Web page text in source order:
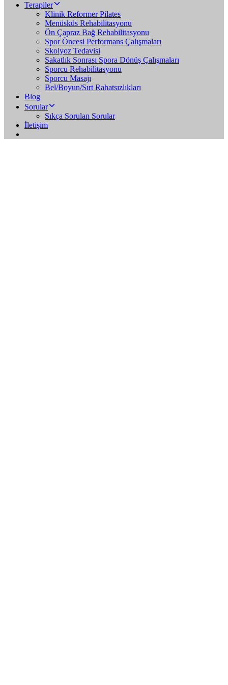
Terapiler
Klinik Reformer Pilates
Menüsküs Rehabilitasyonu
Ön Çapraz Bağ Rehabilitasyonu
Spor Öncesi Performans Çalışmaları
Skolyoz Tedavisi
Sakatlık Sonrası Spora Dönüş Çalışmaları
Sporcu Rehabilitasyonu
Sporcu Masajı
Bel/Boyun/Sırt Rahatsızlıkları
Blog
Sorular
Sıkça Sorulan Sorular
İletişim